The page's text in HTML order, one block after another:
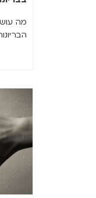
מה